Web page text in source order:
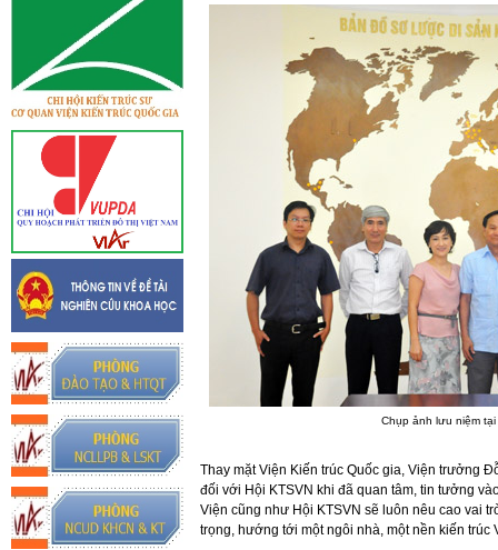
Chụp ảnh lưu niệm
Thay mặt Viện Kiến trúc Quốc gia, Viện trưởng
đối với Hội KTSVN khi đã quan tâm, tin tưởng
Viện cũng như Hội KTSVN sẽ luôn nêu cao vai
trọng, hướng tới một ngôi nhà, một nền kiến trúc